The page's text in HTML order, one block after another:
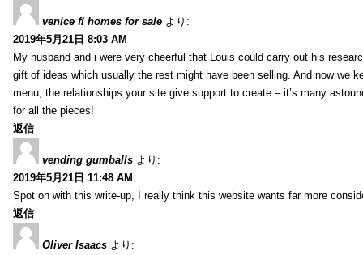
venice fl homes for sale より:
2019年5月21日 8:03 AM
My husband and i were very cheerful that Louis could carry out his
gift of ideas which usually the rest might have been selling. And now we
menu, the relationships your site give support to create – it’s many
for all the pieces!
返信
vending gumballs より:
2019年5月21日 11:48 AM
Spot on with this write-up, I really think this website wants far more
返信
Oliver Isaacs より: